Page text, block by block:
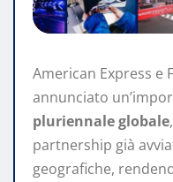
American Express e
annunciato
pluriennale globale
partnership già
geografiche,